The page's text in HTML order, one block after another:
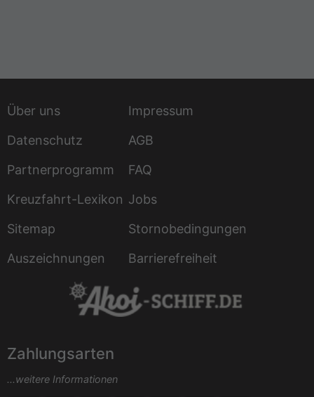
Über uns
Impressum
Datenschutz
AGB
Partnerprogramm
FAQ
Kreuzfahrt-Lexikon Jobs
Sitemap
Stornobedingungen
Auszeichnungen
Barrierefreiheit
Zahlungsarten
...weitere Informationen